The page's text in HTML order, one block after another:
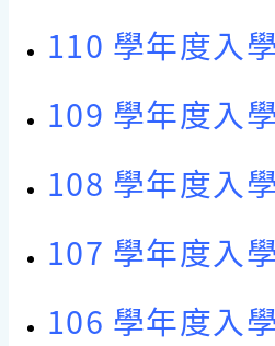
110 學年度入
109 學年度入
108 學年度入
107 學年度入
106 學年度入